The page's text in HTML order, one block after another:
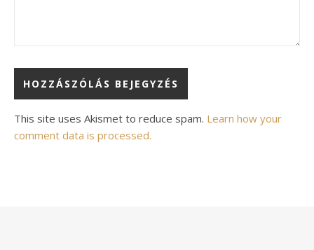
Alternative:
This site uses Akismet to reduce spam. Learn how your
comment data is processed.